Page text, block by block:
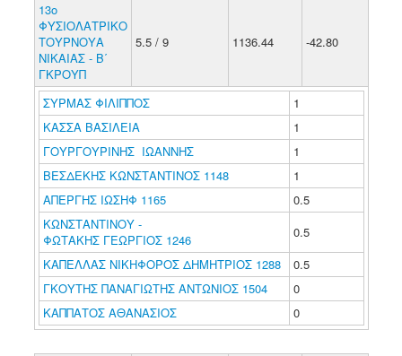
13ο
ΦΥΣΙΟΛΑΤΡΙΚΟ
ΤΟΥΡΝΟΥΑ
ΝΙΚΑΙΑΣ - Β΄
ΓΚΡΟΥΠ
5.5 / 9 1136.44 -42.80
ΣΥΡΜΑΣ ΦΙΛΙΠΠΟΣ
1
ΚΑΣΣΑ ΒΑΣΙΛΕΙΑ
1
ΓΟΥΡΓΟΥΡΙΝΗΣ ΙΩΑΝΝΗΣ
1
ΒΕΣΔΕΚΗΣ ΚΩΝΣΤΑΝΤΙΝΟΣ 1148
1
ΑΠΕΡΓΗΣ ΙΩΣΗΦ 1165
0.5
ΚΩΝΣΤΑΝΤΙΝΟΥ -
ΦΩΤΑΚΗΣ ΓΕΩΡΓΙΟΣ 1246
0.5
ΚΑΠΕΛΛΑΣ ΝΙΚΗΦΟΡΟΣ ΔΗΜΗΤΡΙΟΣ 1288
0.5
ΓΚΟΥΤΗΣ ΠΑΝΑΓΙΩΤΗΣ ΑΝΤΩΝΙΟΣ 1504
0
ΚΑΠΠΑΤΟΣ ΑΘΑΝΑΣΙΟΣ
0